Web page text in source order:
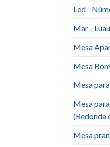
Led -
Mar -
Mesa
Mesa
Mesa
Mesa
(Redonda
Mesa
Add to
Suporte Vidro Quadrado